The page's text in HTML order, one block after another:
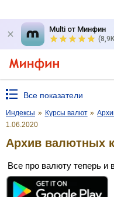
Multi от Минфин
Все показатели
Индексы » Курсы валют »
1.06.2020
Архив валютных
Все про валюту теперь